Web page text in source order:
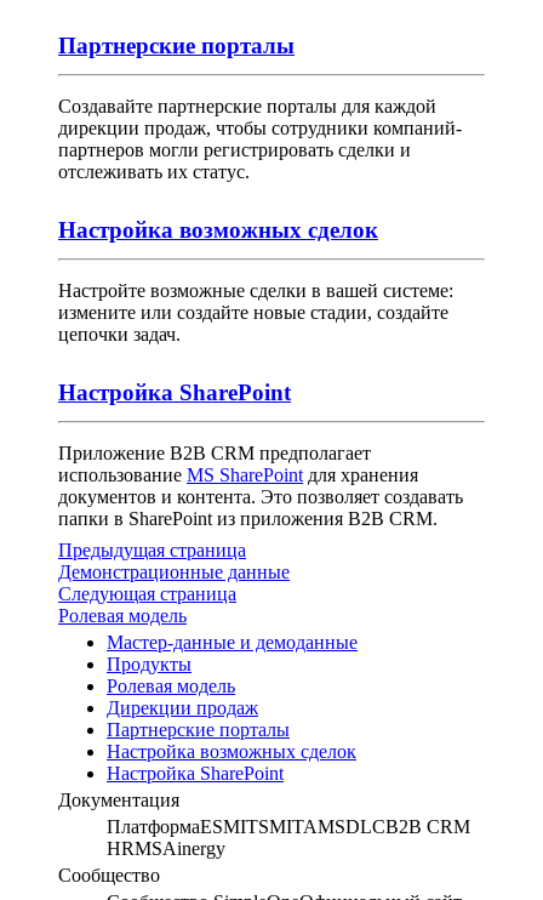
Партнерские порталы
Создавайте партнерские порталы для каждой
дирекции продаж, чтобы сотрудники компаний-
партнеров могли регистрировать сделки и
отслеживать их статус.
Настройка возможных сделок
Настройте возможные сделки в вашей системе:
измените или создайте новые стадии, создайте
цепочки задач.
Настройка SharePoint
Приложение B2B CRM предполагает
использование MS SharePointдля хранения
документов и контента. Это позволяет создавать
папки в SharePoint из приложения B2B CRM.
Предыдущая страница
Демонстрационные данные
Следующая страница
Ролевая модель
Мастер-данные и демоданные
Продукты
Ролевая модель
Дирекции продаж
Партнерские порталы
Настройка возможных сделок
Настройка SharePoint
Документация
ПлатформаESMITSMITAMSDLCB2B CRM
HRMSAinergy
Сообщество